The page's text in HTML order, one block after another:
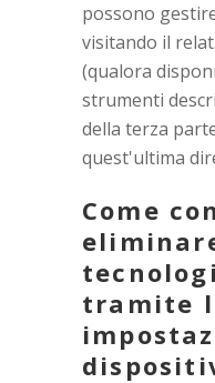
possono
visitando il
(qualora
strumenti
della terza
quest'ultima
Come
tramite